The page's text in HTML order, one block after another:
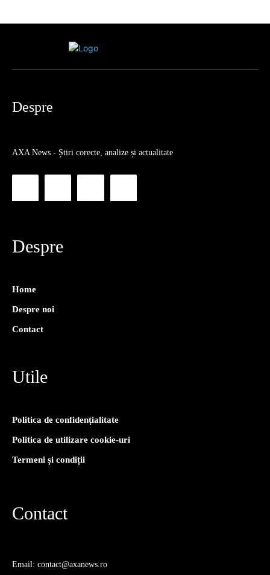
Despre
AXA News - Știri corecte, analize și actualitate
Despre
Home
Despre noi
Contact
Utile
Politica de confidențialitate
Politica de utilizare cookie-uri
Termeni și condiții
Contact
Email: contact@axanews.ro